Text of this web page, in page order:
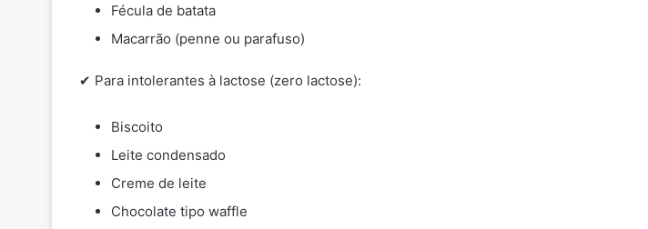
Fécula de batata
Macarrão (penne ou parafuso)
✔ Para intolerantes à lactose (zero lactose):
Biscoito
Leite condensado
Creme de leite
Chocolate tipo waffle